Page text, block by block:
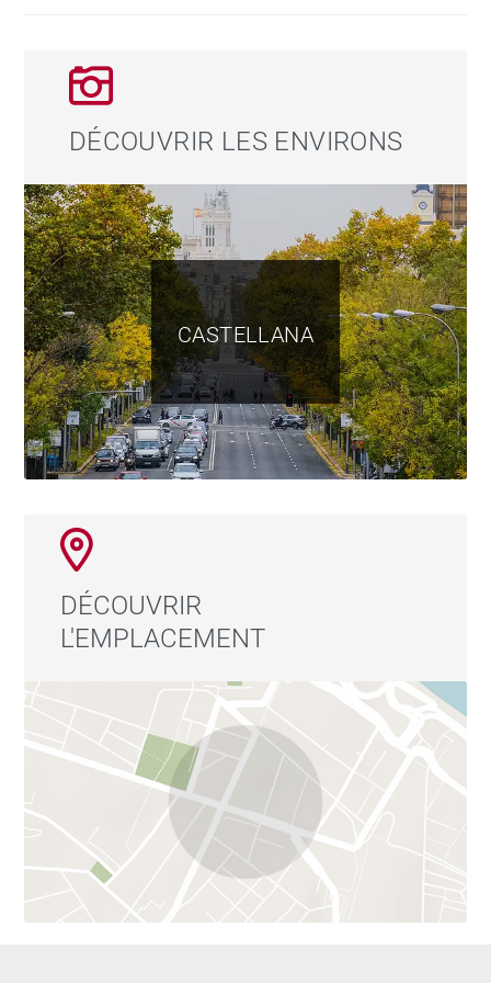
garantissant confort et intimité. Une élégante suite
invités avec accès indépendant complète l'ensemble.
véritables joyaux de cette propriété. Véritable balcon
sur Madrid, elle offre de magnifiques vues
panoramiques et constitue un cadre privilégié pour les
repas en plein air, les soirées au coucher du soleil ou
tout simplement pour admirer le panorama
exceptionnel de la capitale.
Située sur la prestigieuse rue Serrano, au cœur du
quartier de Salamanca, cette résidence offre
l'opportunité rare de vivre à l'une des adresses les
exceptionnels et luxe contemporain se conjuguent
parfaitement.
DÉCOUVRIR LES ENVIRONS
CASTELLANA
DÉCOUVRIR
L'EMPLACEMENT